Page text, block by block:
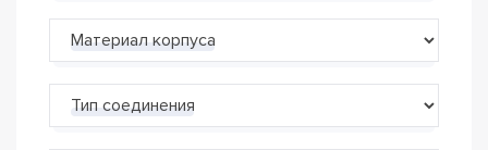
Материал корпуса
Тип соединения